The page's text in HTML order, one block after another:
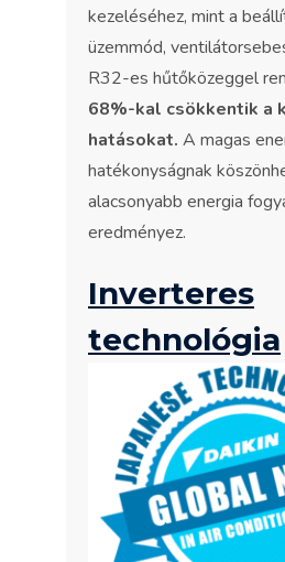
kezeléséhez, mint a
üzemmód,
R32-es hűtőközeggel
68%-kal csökkentik a
hatásokat. A magas
hatékonyságnak
alacsonyabb energia
eredményez.
Inverteres
technológia